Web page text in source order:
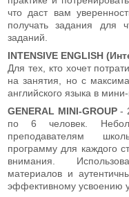
что даст вам
получать задания для
заданий.
INTENSIVE ENGLISH
Для тех, кто хочет
на занятия, но с
английского языка в мини-
GENERAL MINI-GROUP-
по 6 человек.
преподавателям
программу для каждого
внимания.
материалов и
эффективному усвоению